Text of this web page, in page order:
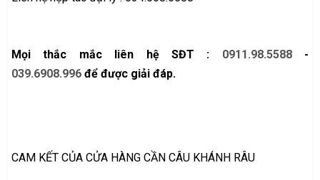
Mọi thắc mắc liên hệ SĐT : 0911.98.5588-
039.6908.996 để được giải đáp.
CAM KẾT CỦA CỬA HÀNG CẦN CÂU KHÁNH RÂU